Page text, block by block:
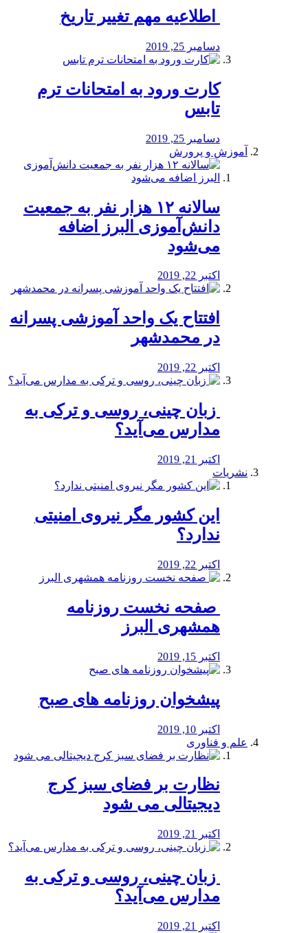
️ اطلاعیه مهم تغییر تاریخ
دسامبر 25, 2019
کارت ورود به امتحانات ترم
تابس
دسامبر 25, 2019
آموزش و پرورش
️سالانه ۱۲ هزار نفر به جمعیت
دانش‌آموزی البرز اضافه
می‌شود
اکتبر 22, 2019
افتتاح یک واحد آموزشی پسرانه
در محمدشهر
اکتبر 22, 2019
️ زبان چینی، روسی و ترکی به
مدارس می‌آید؟
اکتبر 21, 2019
نشریات
این کشور مگر نیروی امنیتی
ندارد؟
اکتبر 22, 2019
️ صفحه نخست روزنامه‌
همشهری البرز
اکتبر 15, 2019
پیشخوان روزنامه های صبح
اکتبر 10, 2019
علم و فناوری
نظارت بر فضای سبز کرج
دیجیتالی می شود
اکتبر 21, 2019
️ زبان چینی، روسی و ترکی به
مدارس می‌آید؟
اکتبر 21, 2019